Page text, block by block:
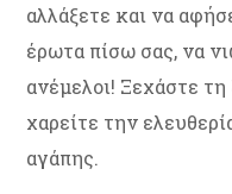
αλλάξετε και να
έρωτα πίσω σας, να
ανέμελοι! Ξεχάστε τη
χαρείτε την
αγάπης.